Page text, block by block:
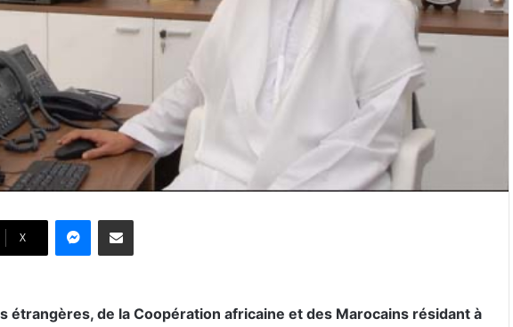
X
étrangères, de la Coopération africaine et des Marocains résidant à